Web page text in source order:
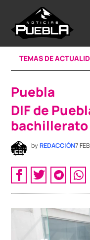
content
TEMAS DE
POSTED
IN
Puebla
DIF de
byREDACCIÓN7